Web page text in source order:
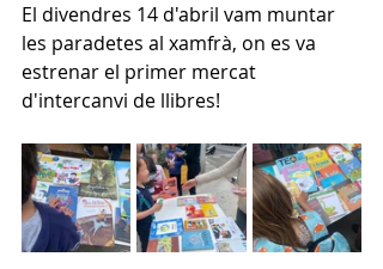
El divendres 14 d'abril vam muntar
les paradetes al xamfrà, on es va
estrenar el primer mercat
d'intercanvi de llibres!